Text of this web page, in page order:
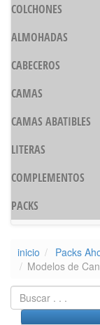
COLCHONES
ALMOHADAS
CABECEROS
CAMAS
CAMAS ABATIBLES
LITERAS
COMPLEMENTOS
PACKS
inicio Packs
Modelos de